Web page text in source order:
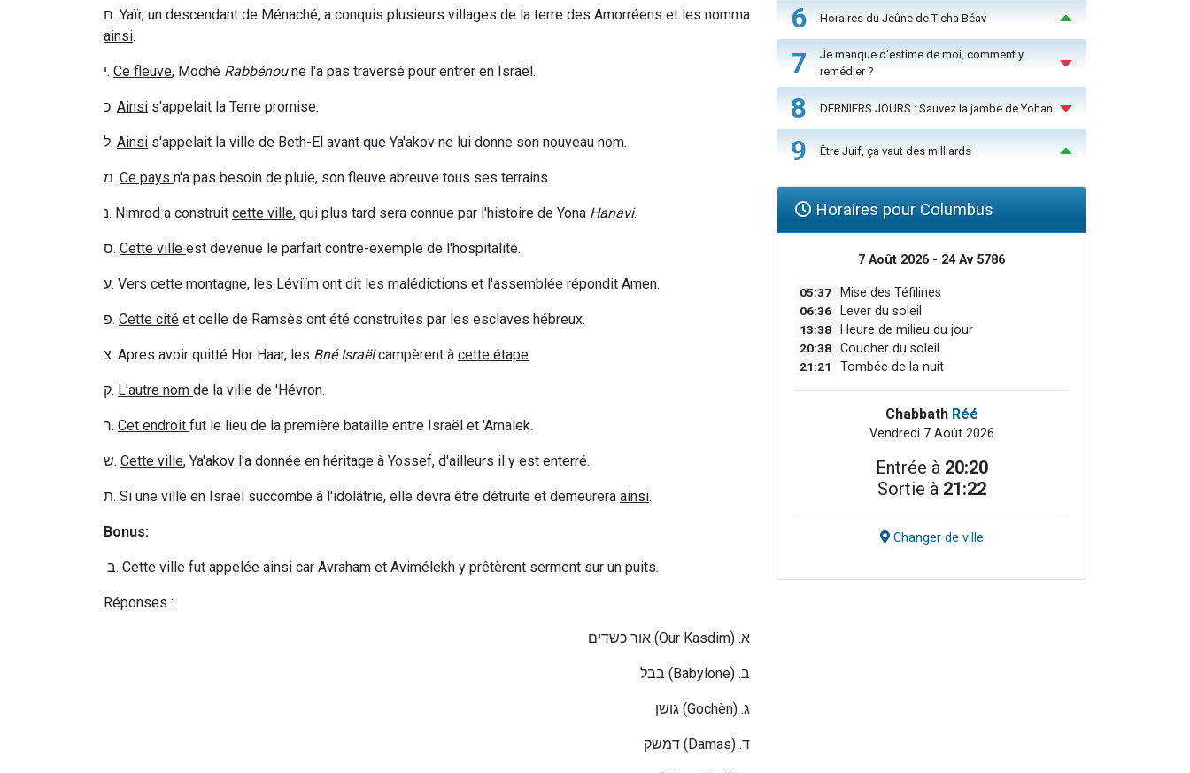
ח. Yaïr, un descendant de Ménaché, a conquis plusieurs villages de la terre des Amorréens et les nomma
ainsi.
י. Ce fleuve, Moché Rabbénoune l'a pas traversé pour entrer en Israël.
כ. Ainsi s'appelait la Terre promise.
ל. Ainsi s'appelait la ville de Beth-El avant que Ya'akov ne lui donne son nouveau nom.
מ. Ce pays n'a pas besoin de pluie, son fleuve abreuve tous ses terrains.
נ. Nimrod a construit cette ville, qui plus tard sera connue par l'histoire de Yona Hanavi.
ס. Cette ville est devenue le parfait contre-exemple de l'hospitalité.
ע. Vers cette montagne, les Léviïm ont dit les malédictions et l'assemblée répondit Amen.
פ. Cette cité et celle de Ramsès ont été construites par les esclaves hébreux.
צ. Apres avoir quitté Hor Haar, les Bné Israëlcampèrent à cette étape.
ק. L'autre nom de la ville de 'Hévron.
ר. Cet endroit fut le lieu de la première bataille entre Israël et 'Amalek.
ש. Cette ville, Ya'akov l'a donnée en héritage à Yossef, d'ailleurs il y est enterré.
ת. Si une ville en Israël succombe à l'idolâtrie, elle devra être détruite et demeurera ainsi.
Bonus:
ב. Cette ville fut appelée ainsi car Avraham et Avimélekh y prêtèrent serment sur un puits.
Réponses :
אור כשדים (Our Kasdim) .א
בבל (Babylone) .ב
גושן (Gochèn) .ג
(Damas) .ד
6 Horaires du Jeûne de Ticha Béav
7
Je manque d'estime de moi, comment y
remédier ?
8 DERNIERS JOURS : Sauvez la jambe de Yohan
9 Être Juif, ça vaut des milliards
Horaires pour Columbus
7 Août 2026 - 24 Av 5786
05:37 Mise des Téfilines
06:36 Lever du soleil
13:38 Heure de milieu du jour
20:38 Coucher du soleil
21:21 Tombée de la nuit
Chabbath Réé
Vendredi 7 Août 2026
Entrée à 20:20
Sortie à 21:22
Changer de ville